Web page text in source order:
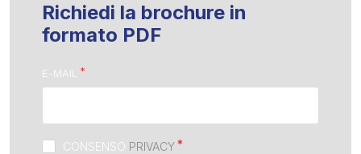
Richiedi la brochure in
formato PDF
E-MAIL
CONSENSO PRIVACY